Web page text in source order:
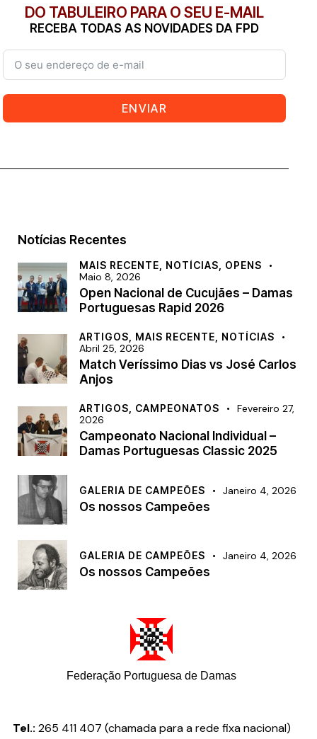
DO TABULEIRO PARA O SEU E-MAIL
RECEBA TODAS AS NOVIDADES DA FPD
ENVIAR
Notícias Recentes
MAIS RECENTE, NOTÍCIAS, OPENS
Maio 8, 2026
Open Nacional de Cucujães – Damas
Portuguesas Rapid 2026
ARTIGOS, MAIS RECENTE, NOTÍCIAS
Abril 25, 2026
Match Veríssimo Dias vs José Carlos
Anjos
ARTIGOS, CAMPEONATOS
Fevereiro 27,
2026
Campeonato Nacional Individual –
Damas Portuguesas Classic 2025
GALERIA DE CAMPEÕES Janeiro 4, 2026
Os nossos Campeões
GALERIA DE CAMPEÕES Janeiro 4, 2026
Os nossos Campeões
Federação Portuguesa de Damas
Tel.: 265 411 407 (chamada para a rede fixa nacional)